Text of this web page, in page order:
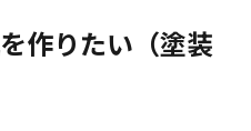
作りたい（塗装